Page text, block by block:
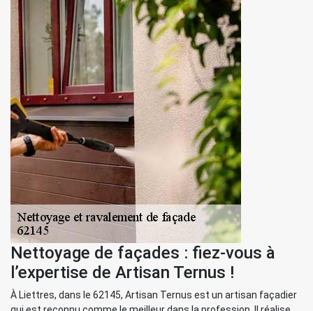
Nettoyage de façades : fiez-vous à
l’expertise de Artisan Ternus !
À Liettres, dans le 62145, Artisan Ternus est un artisan façadier